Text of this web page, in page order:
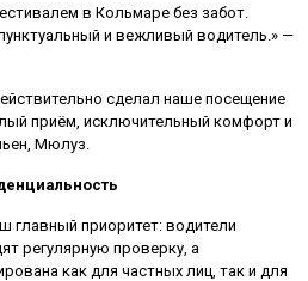
в Кольмаре без забот.
и вежливый водитель.» —
сделал наше посещение
приём, исключительный комфорт и
Мюлуз.
главный приоритет: водители
регулярную проверку, а
как для частных лиц, так и для